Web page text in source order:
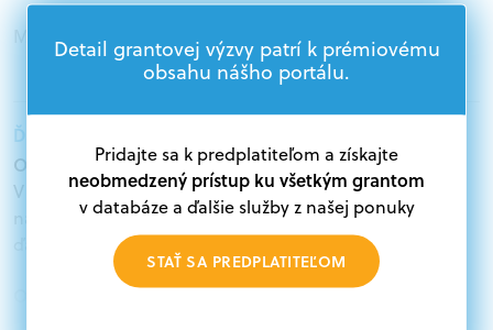
Mimovládne organizácie
Ďalšie informácie:
Oprávnení žiadatelia:
V databáze grantov a dotácií na portáli Grantexpert.sk
nájdete aktuálne výzvy z eurofondov, plánu obnovy a
ďalších zdrojov.
Oprávnení partneri:
Detail grantovej výzvy patrí k prémiovému
obsahu nášho portálu.
Pridajte sa k predplatiteľom a získajte
neobmedzený prístup ku všetkým grantom
v databáze a ďalšie služby z našej ponuky
STAŤ SA PREDPLATITEĽOM